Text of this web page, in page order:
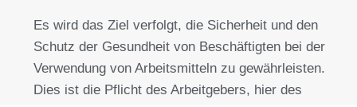
Es wird das Ziel verfolgt, die Sicherheit und den
Schutz der Gesundheit von Beschäftigten bei der
Verwendung von Arbeitsmitteln zu gewährleisten.
Dies ist die Pflicht des Arbeitgebers, hier des